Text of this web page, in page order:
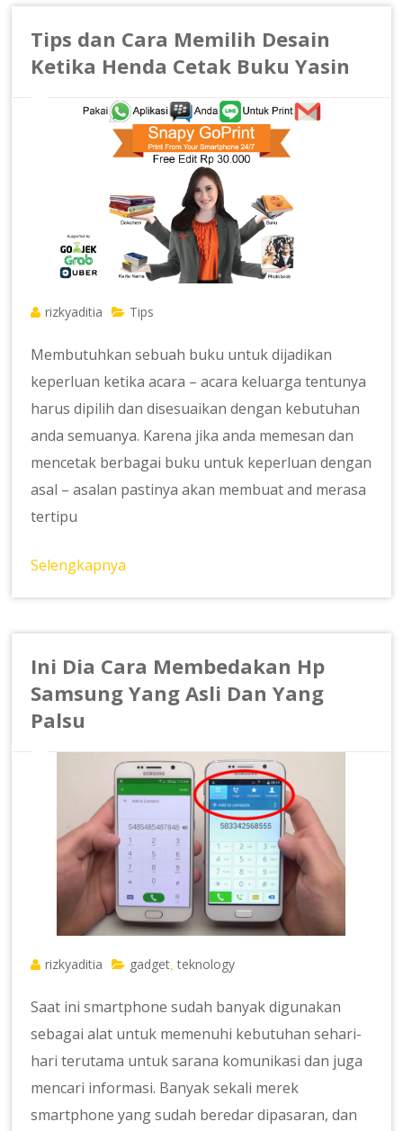
Tips dan Cara Memilih Desain
Ketika Henda Cetak Buku Yasin
rizkyaditia Tips
Membutuhkan sebuah buku untuk dijadikan
keperluan ketika acara – acara keluarga tentunya
harus dipilih dan disesuaikan dengan kebutuhan
anda semuanya. Karena jika anda memesan dan
mencetak berbagai buku untuk keperluan dengan
asal – asalan pastinya akan membuat and merasa
tertipu
Selengkapnya
Ini Dia Cara Membedakan Hp
Samsung Yang Asli Dan Yang
Palsu
rizkyaditia gadget ,teknology
Saat ini smartphone sudah banyak digunakan
sebagai alat untuk memenuhi kebutuhan sehari-
hari terutama untuk sarana komunikasi dan juga
mencari informasi. Banyak sekali merek
smartphone yang sudah beredar dipasaran, dan